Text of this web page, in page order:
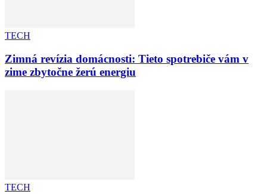
TECH
Zimná revízia domácnosti: Tieto spotrebiče vám v
zime zbytočne žerú energiu
TECH